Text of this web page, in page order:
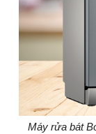
Máy rửa bát